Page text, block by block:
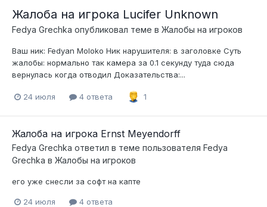
Жалоба на игрока Lucifer Unknown
Fedya Grechka опубликовал теме в Жалобы на игроков
Ваш ник: Fedyan Moloko Ник нарушителя: в заголовке Суть
жалобы: нормально так камера за 0.1 секунду туда сюда
вернулась когда отводил Доказательства:...
24 июля 4 ответа 1
Жалоба на игрока Ernst Meyendorff
Fedya Grechka ответил в теме пользователя Fedya
Grechka в Жалобы на игроков
его уже снесли за софт на капте
24 июля 4 ответа